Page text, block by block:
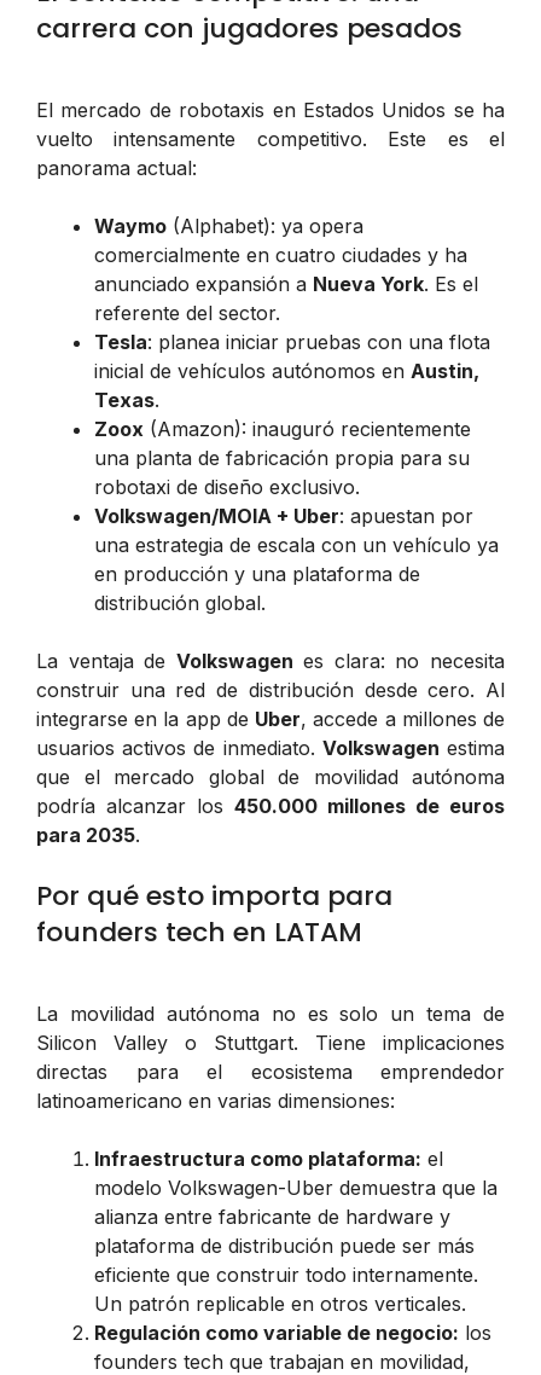
carrera con jugadores pesados
El mercado de robotaxis en Estados Unidos se ha
vuelto intensamente competitivo. Este es el
panorama actual:
Waymo (Alphabet): ya opera
comercialmente en cuatro ciudades y ha
anunciado expansión a Nueva York. Es el
referente del sector.
Tesla: planea iniciar pruebas con una flota
inicial de vehículos autónomos en Austin,
Texas.
Zoox (Amazon): inauguró recientemente
una planta de fabricación propia para su
robotaxi de diseño exclusivo.
Volkswagen/MOIA + Uber: apuestan por
una estrategia de escala con un vehículo ya
en producción y una plataforma de
distribución global.
La ventaja de Volkswagen es clara: no necesita
construir una red de distribución desde cero. Al
integrarse en la app de Uber, accede a millones de
usuarios activos de inmediato. Volkswagen estima
que el mercado global de movilidad autónoma
podría alcanzar los 450.000 millones de euros
para 2035.
Por qué esto importa para
founders tech en LATAM
La movilidad autónoma no es solo un tema de
Silicon Valley o Stuttgart. Tiene implicaciones
directas para el ecosistema emprendedor
latinoamericano en varias dimensiones:
Infraestructura como plataforma: el
modelo Volkswagen-Uber demuestra que la
alianza entre fabricante de hardware y
plataforma de distribución puede ser más
eficiente que construir todo internamente.
Un patrón replicable en otros verticales.
Regulación como variable de negocio: los
founders tech que trabajan en movilidad,